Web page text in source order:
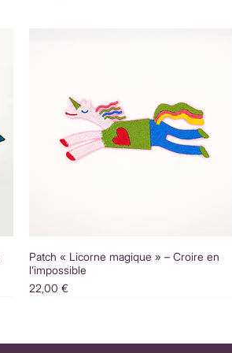
Patch « Licorne magique » – Croire en
l’impossible
Prix
22,00 €